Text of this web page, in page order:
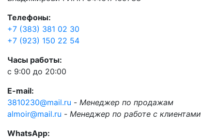
Телефоны:
+7 (383) 381 02 30
+7 (923) 150 22 54
Часы работы:
с 9:00 до 20:00
E-mail:
3810230@mail.ru - Менеджер по продажам
almoir@mail.ru - Менеджер по работе с клиентами
WhatsApp: